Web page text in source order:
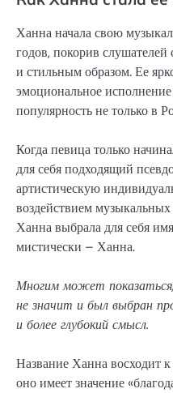
Ханна начала свою
годов, покорив
и стильным образом. Ее
эмоциональное
популярность не только в
Когда певица только
для себя подходящий
артистическую
воздействием
Ханна выбрала для себя
мистически – Ханна.
Многим может
не значит и был выбран
и более глубокий смысл.
Название Ханна восходит
оно имеет значение